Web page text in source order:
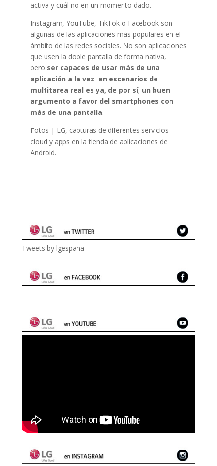
activa y cuál no en un momento dado.
Instagram, YouTube, TikTok o Facebook son
algunas de las aplicaciones más populares en el
ámbito de las redes sociales. No son aplicaciones
que usen la doble pantalla de forma nativa,
pero ser capaces de usar más de una
aplicación a la vez en escenarios de
multitarea real es ya, de por sí, un buen
argumento a favor del smartphones con
más de una pantalla.
Fotos | LG, capturas de diferentes servicios
cloud y apps en la tienda de aplicaciones de
Android.
Tweets by lgespana